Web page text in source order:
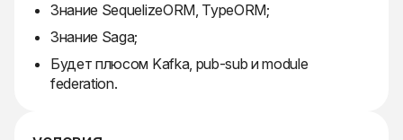
Знание SequelizeORM, TypeORM;
Знание Saga;
Будет плюсом Kafka, pub-sub и module
federation.